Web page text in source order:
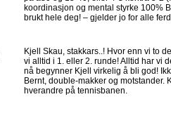
koordinasjon og mental styrke 100%
brukt hele deg! – gjelder jo for alle
Kjell Skau, stakkars..! Hvor enn vi to
vi alltid i 1. eller 2. runde! Alltid har vi
nå begynner Kjell virkelig å bli god!
Bernt, double-makker og motstander.
hverandre på tennisbanen.